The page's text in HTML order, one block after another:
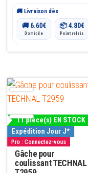
🚚 Livraison dès
🚚 6.60€
Domicile
📦4.80€
Point relais
11 pièce(s) EN STOCK
Expédition Jour J*
Pro : Connectez-vous
Gâche pour
coulissant TECHNAL